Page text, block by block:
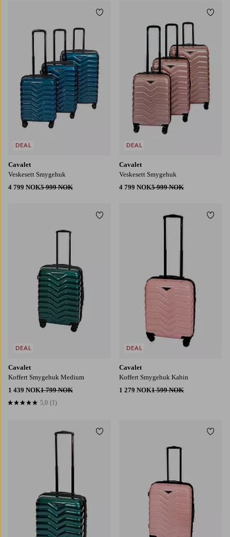
Cavalet
Veskesett Smygehuk
4 799 NOK5 999 NOK
DEAL
Legg til favoritter
Cavalet
Veskesett Smygehuk
4 799 NOK5 999 NOK
DEAL
Cavalet
Koffert Smygehuk Medium
1 439 NOK1 799 NOK
5,0 basert på 1 karaktergivninger
5,0 (1)
DEAL
Legg til favoritter
Cavalet
Koffert Smygehuk Kabin
1 279 NOK1 599 NOK
DEAL
Legg til favoritter